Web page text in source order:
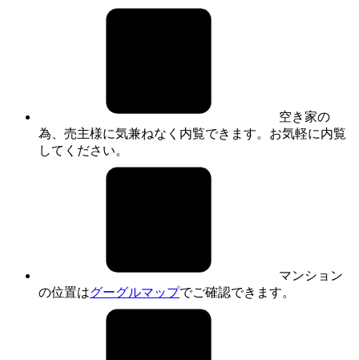
空き家の
為、売主様に気兼ねなく内覧できます。お気軽に内覧
してください。
マンション
の位置はグーグルマップでご確認できます。